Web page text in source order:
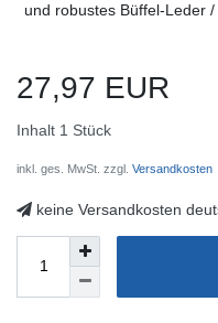
und robustes Büffel-Leder
27,97 EUR
Inhalt 1 Stück
inkl. ges. MwSt. zzgl. Versandkosten
keine Versandkosten